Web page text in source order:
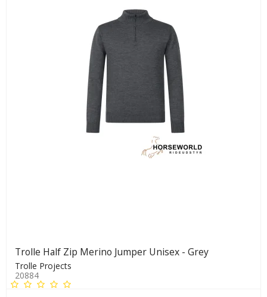
Trolle Half Zip Merino Jumper Unisex - Grey
Trolle Projects
20884